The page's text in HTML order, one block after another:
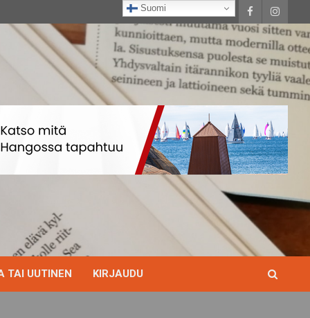
TAI UUTINEN KIRJAUDU
Suomi